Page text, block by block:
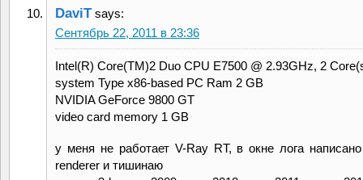
DaviT says:
Сентябрь 22, 2011 в 23:36
Intel(R) Core(TM)2 Duo CPU E7500 @ 2.93GHz, 2
system Type x86-based PC Ram 2 GB
NVIDIA GeForce 9800 GT
video card memory 1 GB
у меня не работает V-Ray RT, в окне лога
renderer и тишинаю